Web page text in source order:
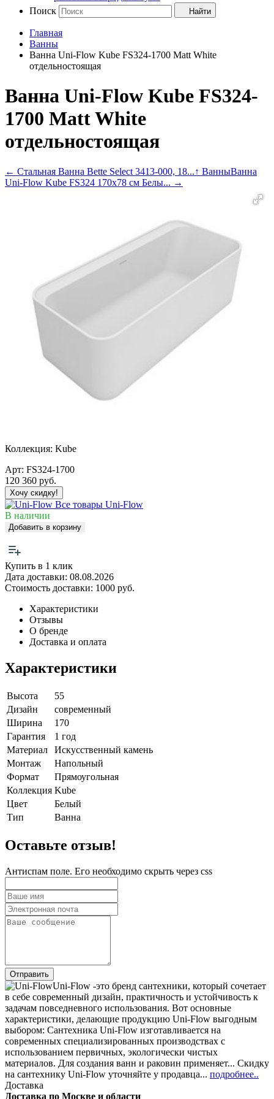
Поиск
Найти
Главная
Ванны
Ванна Uni-Flow Kube FS324-1700 Matt White
отдельностоящая
Ванна Uni-Flow Kube FS324-
1700 Matt White
отдельностоящая
← Стальная Ванна Bette Select 3413-000, 18...↑ ВанныВанна
Uni-Flow Kube FS324 170х78 см Белы... →
Коллекция: Kube
Арт: FS324-1700
120 360 руб.
Хочу скидку!
Все товары Uni-Flow
В наличии
Добавить в корзину
Купить в 1 клик
Дата доставки: 08.08.2026
Стоимость доставки: 1000 руб.
Характеристики
Отзывы
О бренде
Доставка и оплата
Характеристики
Высота
55
Дизайн
современный
Ширина
170
Гарантия
1 год
Материал
Искусственный камень
Монтаж
Напольный
Формат
Прямоугольная
Коллекция Kube
Цвет
Белый
Тип
Ванна
Оставьте отзыв!
Антиспам поле. Его необходимо скрыть через css
Uni-Flow -это бренд сантехники, который сочетает
в себе современный дизайн, практичность и устойчивость к
задачам повседневного использования. Вот основные
характеристики, делающие продукцию Uni-Flow выгодным
выбором: Сантехника Uni-Flow изготавливается на
современных специализированных производствах с
использованием первичных, экологически чистых
материалов. Для создания ванн и раковин применяет... Скидку
на сантехнику Uni-Flow уточняйте у продавца... подробнее..
Доставка
Доставка по Москве и области